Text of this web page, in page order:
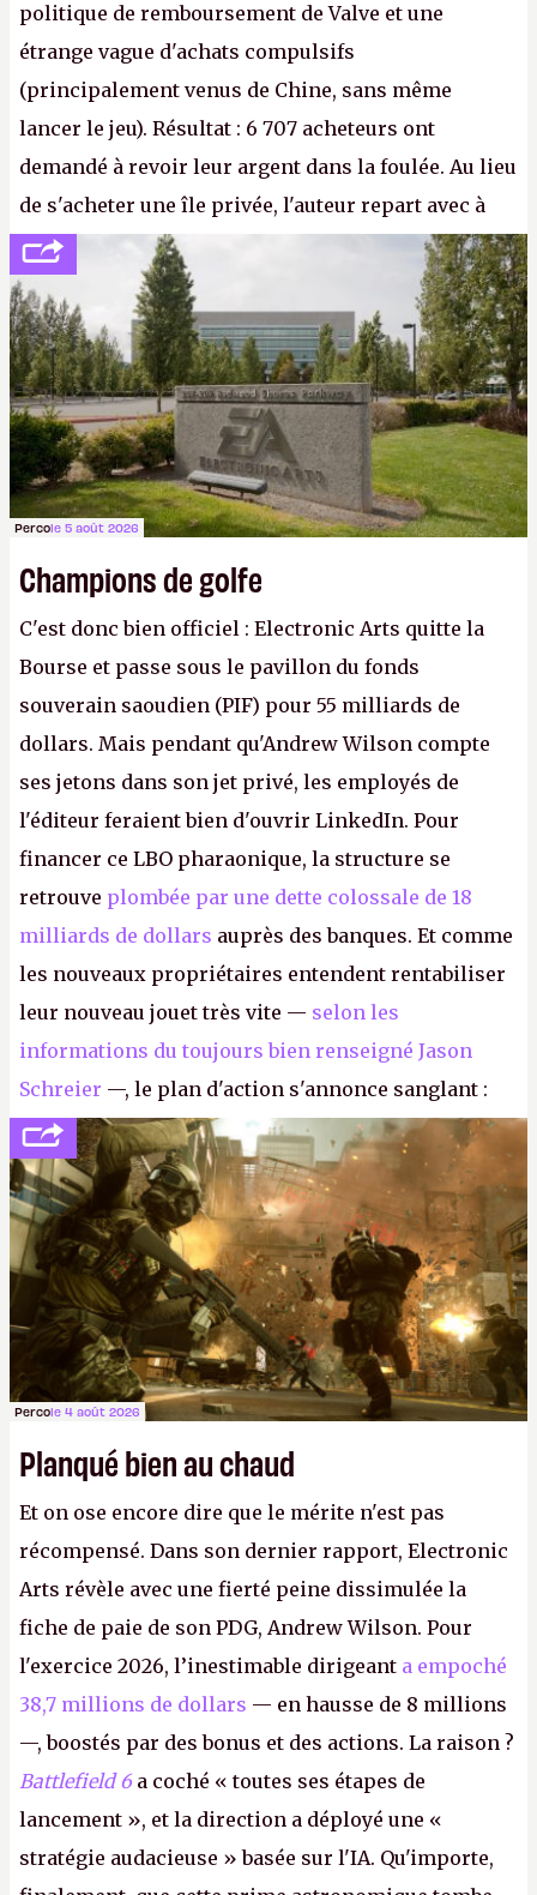
politique de remboursement de Valve et une
étrange vague d'achats compulsifs
(principalement venus de Chine, sans même
lancer le jeu). Résultat : 6 707 acheteurs ont
demandé à revoir leur argent dans la foulée. Au lieu
de s'acheter une île privée, l'auteur repart avec à
peine 2 000 dollars en poche. C'est toujours plus
cher payé que le temps passé à dev, mais ça
apprendra aux petits malins qu'on ne braque pas
Gabe Newell aussi facilement.P.
Percole 5 août 2026
Champions de golfe
C'est donc bien officiel : Electronic Arts quitte la
Bourse et passe sous le pavillon du fonds
souverain saoudien (PIF) pour 55 milliards de
dollars. Mais pendant qu'Andrew Wilson compte
ses jetons dans son jet privé, les employés de
l'éditeur feraient bien d'ouvrir LinkedIn. Pour
financer ce LBO pharaonique, la structure se
retrouve plombée par une dette colossale de 18
milliards de dollars auprès des banques. Et comme
les nouveaux propriétaires entendent rentabiliser
leur nouveau jouet très vite — selon les
informations du toujours bien renseigné Jason
Schreier —, le plan d'action s'annonce sanglant :
réductions de coûts drastiques, fermetures de
studios et licenciements massifs. En gros, essorer
FCetBattlefield, puis virer le reste.P.
Percole 4 août 2026
Planqué bien au chaud
Et on ose encore dire que le mérite n'est pas
récompensé. Dans son dernier rapport, Electronic
Arts révèle avec une fierté peine dissimulée la
fiche de paie de son PDG, Andrew Wilson. Pour
l'exercice 2026, l’inestimable dirigeant a empoché
38,7 millions de dollars — en hausse de 8 millions
—, boostés par des bonus et des actions. La raison ?
Battlefield 6 a coché « toutes ses étapes de
lancement », et la direction a déployé une «
stratégie audacieuse » basée sur l'IA. Qu'importe,